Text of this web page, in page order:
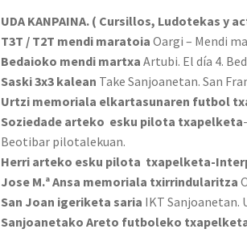
UDA KANPAINA. ( Cursillos, Ludotekas y
T3T / T2T mendi maratoia Oargi – Mendi
Bedaioko mendi martxa Artubi. El día 4.
Saski 3x3 kalean Take Sanjoanetan. San
Urtzi memoriala elkartasunaren futbol
Soziedade arteko esku pilota txapelketa-
Beotibar pilotalekuan.
Herri arteko esku pilota txapelketa-
Jose M.ª Ansa memoriala txirrindularitza
San Joan igeriketa saria IKT Sanjoanetan.
Sanjoanetako Areto futboleko